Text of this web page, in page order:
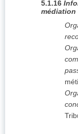
5.1.16
médiation